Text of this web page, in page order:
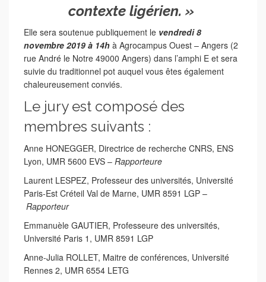
contexte ligérien. »
Elle sera soutenue publiquement le vendredi 8
novembre 2019 à 14h à Agrocampus Ouest – Angers (2
rue André le Notre 49000 Angers) dans l’amphi E et sera
suivie du traditionnel pot auquel vous êtes également
chaleureusement conviés.
Le jury est composé des
membres suivants :
Anne HONEGGER, Directrice de recherche CNRS, ENS
Lyon, UMR 5600 EVS – Rapporteure
Laurent LESPEZ, Professeur des universités, Université
Paris-Est Créteil Val de Marne, UMR 8591 LGP –
Rapporteur
Emmanuèle GAUTIER, Professeure des universités,
Université Paris 1, UMR 8591 LGP
Anne-Julia ROLLET, Maitre de conférences, Université
Rennes 2, UMR 6554 LETG